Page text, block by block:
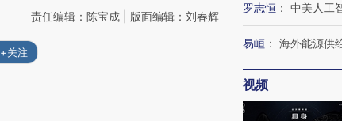
责任编辑：陈宝成 | 版面编辑：刘春辉
+关注
罗志恒 ： 中美人工
易峘 ： 海外能源供
视频